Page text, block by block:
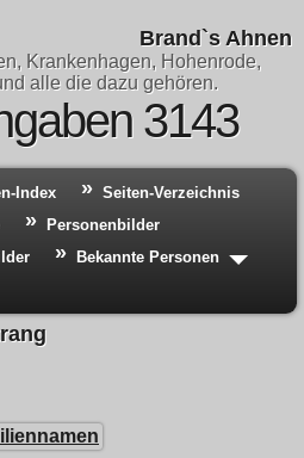
Brand`s Ahnen
Krankenhagen, Hohenrode,
alle die dazu gehören.
3143
Index
Seiten-Verzeichnis
Personenbilder
Bekannte Personen